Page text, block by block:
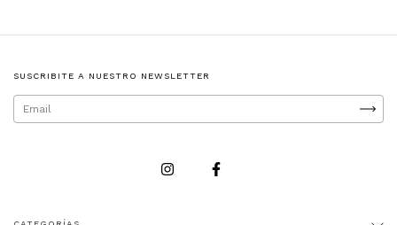
SUSCRIBITE A NUESTRO NEWSLETTER